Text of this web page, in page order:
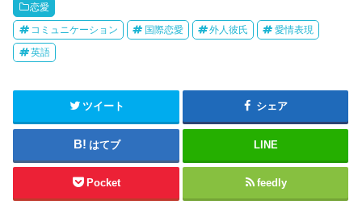
恋愛
コミュニケーション 国際恋愛 外人彼氏 愛情表現
英語
ツイート シェア
はてブ LINE
Pocket feedly